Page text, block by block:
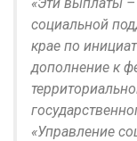
социальной
крае по
дополнение к
«Управление